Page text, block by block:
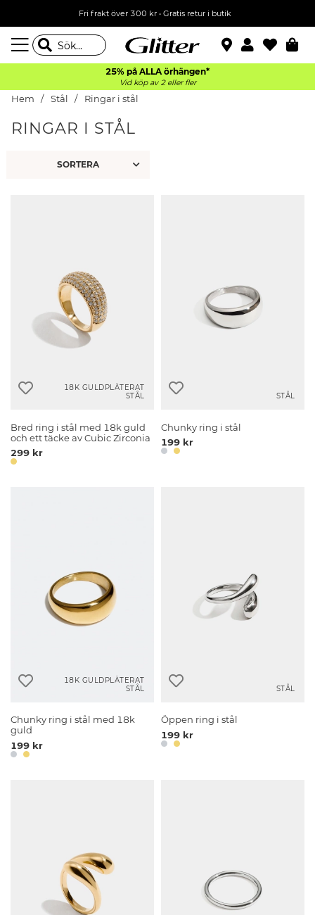
Fri frakt över 300 kr• Gratis retur i butik
25% på ALLA örhängen*
Vid köp av 2 eller fler
Hem Stål Ringar i stål
RINGAR I STÅL
18K GULDPLÄTERAT
STÅL
Bred ring i stål med 18k guld
och ett täcke av Cubic Zirconia
299 kr
STÅL
Chunky ring i stål
199 kr
18K GULDPLÄTERAT
STÅL
Chunky ring i stål med 18k
guld
199 kr
STÅL
Öppen ring i stål
199 kr